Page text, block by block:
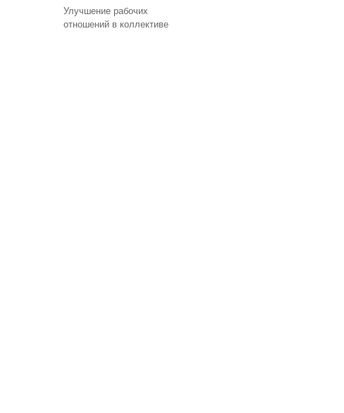
Улучшение рабочих
отношений в коллективе